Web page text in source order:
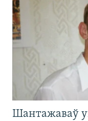
Шантажаваў